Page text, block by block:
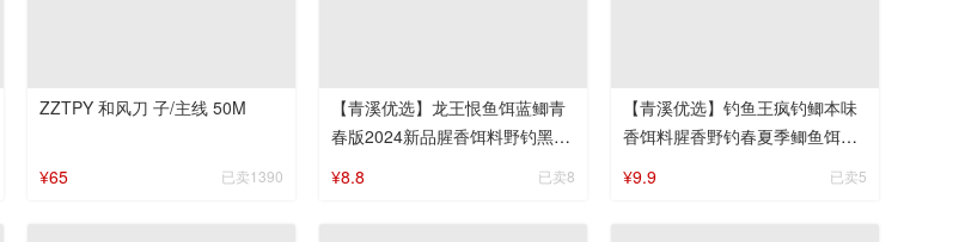
ZZTPY 和风刀 子/主线 50M
¥65 已卖1390
【青溪优选】龙王恨鱼饵蓝鲫青
春版2024新品腥香饵料野钓黑坑
¥8.8 已卖8
【青溪优选】钓鱼王疯钓鲫本味
香饵料腥香野钓春夏季鲫鱼饵料
¥9.9 已卖5